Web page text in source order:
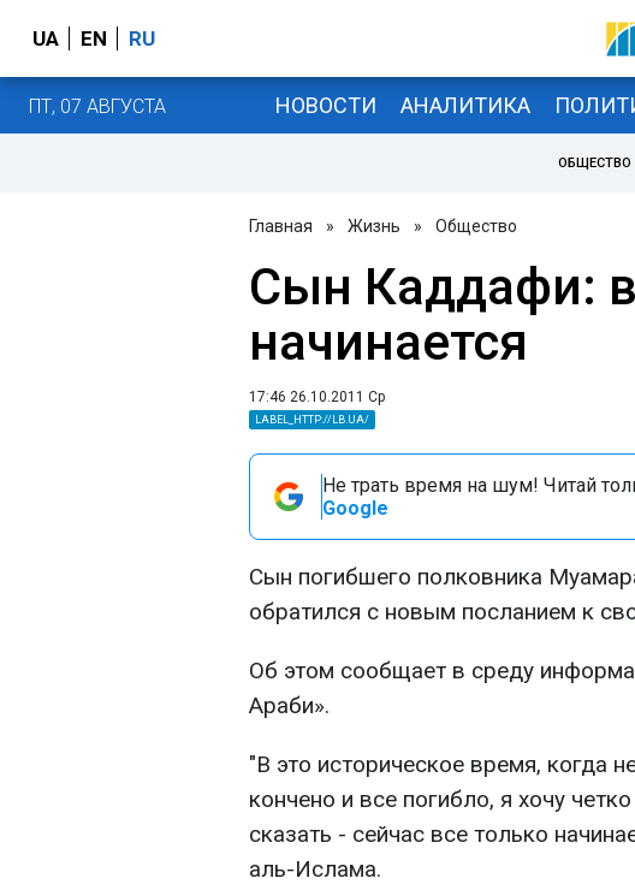
UA EN RU
ПТ, 07 АВГУСТА НОВОСТИ АНАЛИТИКА
ОБЩЕСТВО
Главная » Жизнь » Общество
Сын Каддафи:
начинается
17:46 26.10.2011 Ср
LABEL_HTTP://LB.UA/
Не трать время на шум! Читай
Google
Сын погибшего полковника
обратился с новым посланием к
Об этом сообщает в среду
Араби».
"В это историческое время, когда
кончено и все погибло, я хочу
сказать - сейчас все только
аль-Ислама.